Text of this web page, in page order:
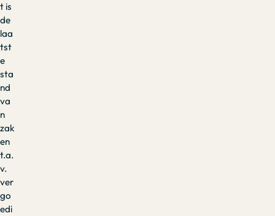
t is
de
laa
tst
e
sta
nd
va
n
zak
en
t.a.
v.
ver
go
edi